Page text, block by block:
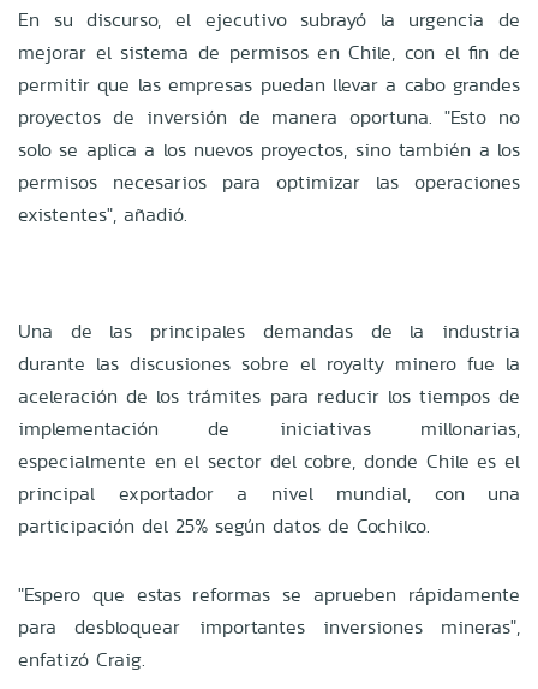
En su discurso, el ejecutivo subrayó la urgencia de
mejorar el sistema de permisos en Chile, con el fin de
permitir que las empresas puedan llevar a cabo grandes
proyectos de inversión de manera oportuna. "Esto no
solo se aplica a los nuevos proyectos, sino también a los
permisos necesarios para optimizar las operaciones
existentes", añadió.
Una de las principales demandas de la industria
durante las discusiones sobre el royalty minero fue la
aceleración de los trámites para reducir los tiempos de
implementación de iniciativas millonarias,
especialmente en el sector del cobre, donde Chile es el
principal exportador a nivel mundial, con una
participación del 25% según datos de Cochilco.
"Espero que estas reformas se aprueben rápidamente
para desbloquear importantes inversiones mineras",
enfatizó Craig.